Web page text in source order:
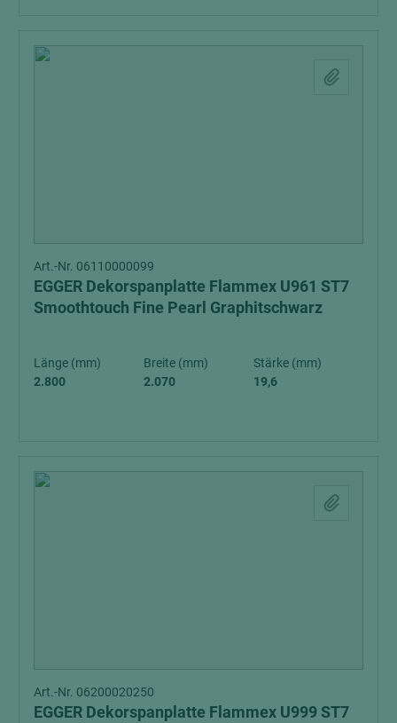
Art.-Nr. 06110000099
EGGER Dekorspanplatte Flammex U961 ST7
Smoothtouch Fine Pearl Graphitschwarz
Länge (mm)
2.800
Breite (mm)
2.070
Stärke (mm)
19,6
Art.-Nr. 06200020250
EGGER Dekorspanplatte Flammex U999 ST7